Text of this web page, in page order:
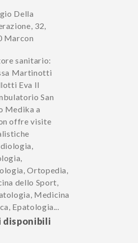
Della
32,
Marcon
sanitario:
Martinotti
Eva Il
San
Medika a
offre visite
Ortopedia,
dello Sport,
Medicina
Epatologia...
disponibili